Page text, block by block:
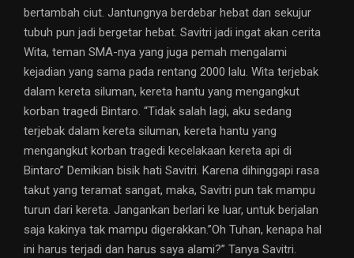
bertambah ciut. Jantungnya berdebar hebat dan sekujur
tubuh pun jadi bergetar hebat. Savitri jadi ingat akan cerita
Wita, teman SMA-nya yang juga pemah mengalami
kejadian yang sama pada rentang 2000 lalu. Wita terjebak
dalam kereta siluman, kereta hantu yang mengangkut
korban tragedi Bintaro. “Tidak salah lagi, aku sedang
terjebak dalam kereta siluman, kereta hantu yang
mengangkut korban tragedi kecelakaan kereta api di
Bintaro” Demikian bisik hati Savitri. Karena dihinggapi rasa
takut yang teramat sangat, maka, Savitri pun tak mampu
turun dari kereta. Jangankan berlari ke luar, untuk berjalan
saja kakinya tak mampu digerakkan.”Oh Tuhan, kenapa hal
ini harus terjadi dan harus saya alami?” Tanya Savitri.